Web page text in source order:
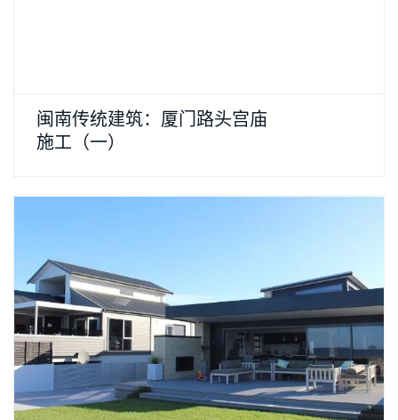
闽南传统建筑：厦门路头宫庙
施工（一）